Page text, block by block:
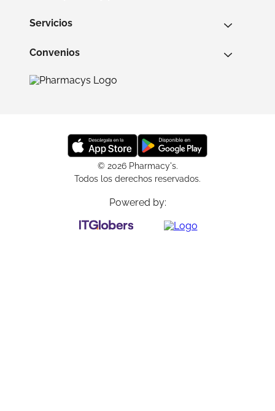
Servicios
Convenios
© 2026 Pharmacy's.
Todos los derechos reservados.
Powered by: